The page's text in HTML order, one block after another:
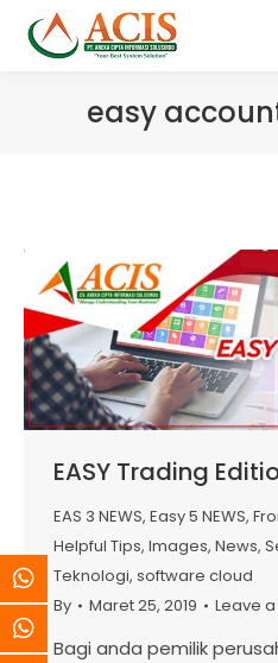
easy
EASY Trading
EAS 3 NEWS, Easy 5 NEWS,
Helpful Tips, Images, News,
Teknologi, software cloud
By
Maret 25, 2019 Leave
Bagi anda pemilik